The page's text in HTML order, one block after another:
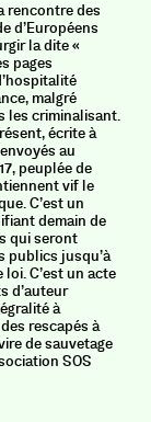
rencontre des
d’Européens
la dite «
pages
malgré
les criminalisant.
écrite à
au
peuplée de
vif le
C’est un
demain de
qui seront
publics jusqu’à
C’est un acte
d’auteur
à
rescapés à
de sauvetage
SOS